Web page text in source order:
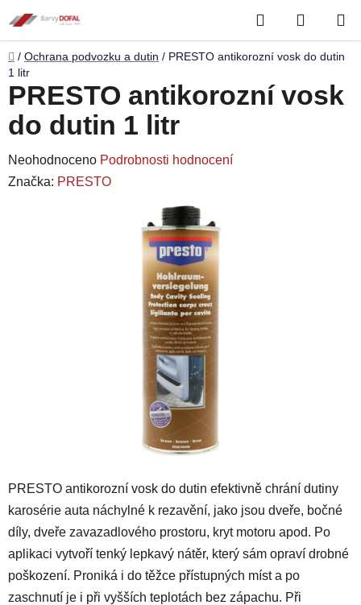
na
obsah
Hledat
KOŠÍK
Domů
/ Ochrana podvozku a dutin / PRESTO antikorozní vosk do dutin
1 litr
PRESTO antikorozní vosk do dutin efektivně chrání dutiny
karosérie auta náchylné k rezavění, jako jsou dveře, bočné
díly, dveře zavazadlového prostoru, kryt motoru apod. Po
aplikaci vytvoří tenký lepkavý nátěr, který sám opraví drobné
poškození. Proniká i do těžce přístupných míst a po
zaschnutí je i při vyšších teplotách bez zápachu. Při
PRESTO antikorozní vosk
do dutin 1 litr
Průměrné
hodnocení
Neohodnoceno Podrobnosti hodnocení
Značka: PRESTO